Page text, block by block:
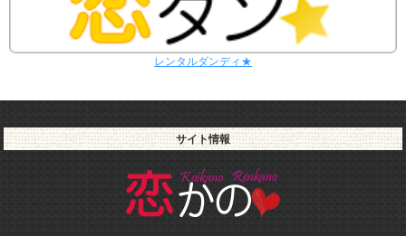
レンタル彼女と31回の通常デートがありました。
レンタル彼女と0回のオンラインデートがありました。
1/5～1/11
レンタル彼女と25回の通常デートがありました。
12/29～1/4
レンタル彼女と0回のオンラインデートがありました。
週間デート状況2018-2025
レンタルダンディ★
サイト情報